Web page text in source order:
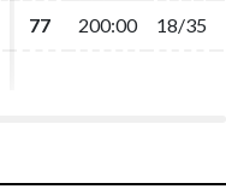
77 200:00 18/35
77 200:00 18/35